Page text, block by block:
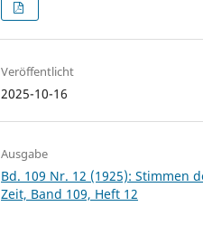
Veröffentlicht
2025-10-16
Ausgabe
Bd. 109 Nr. 12 (1925): Stimmen
Zeit, Band 109, Heft 12